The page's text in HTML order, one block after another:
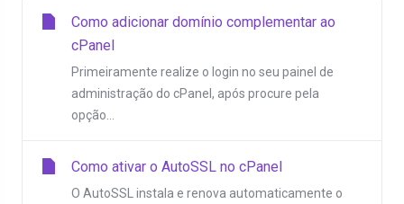
Como adicionar domínio complementar ao
cPanel
Primeiramente realize o login no seu painel de
administração do cPanel, após procure pela
opção...
Como ativar o AutoSSL no cPanel
O AutoSSL instala e renova automaticamente o